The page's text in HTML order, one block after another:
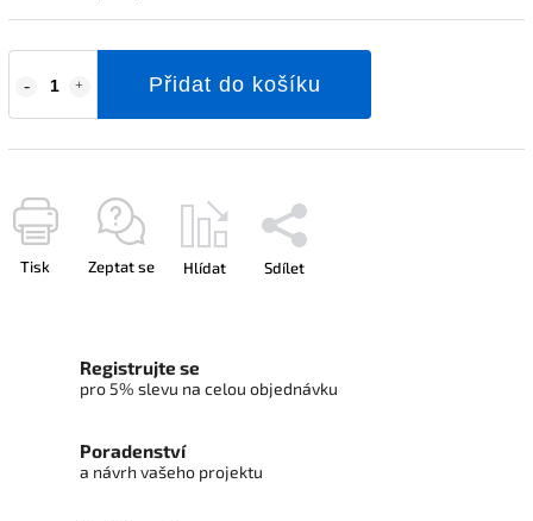
Přidat do košíku
Tisk Zeptat se Hlídat Sdílet
Registrujte se
pro 5% slevu na celou objednávku
Poradenství
a návrh vašeho projektu